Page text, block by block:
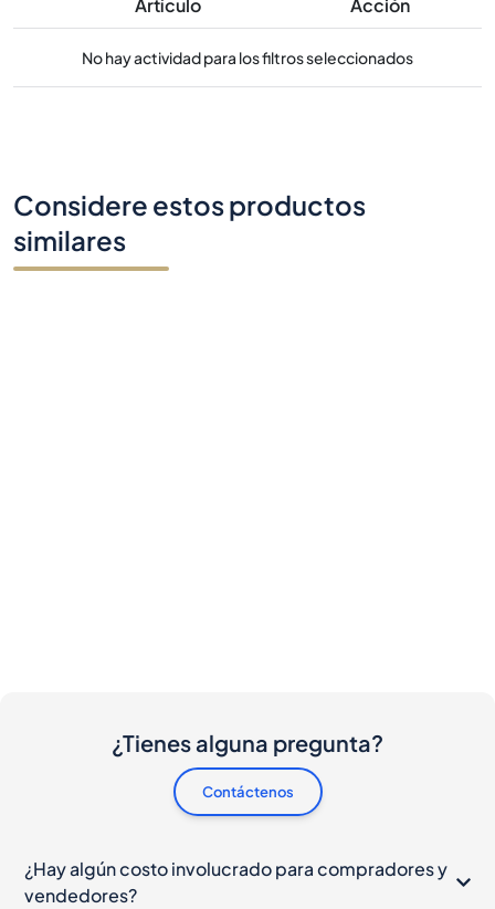
Artículo Acción
No hay actividad para los filtros seleccionados
Considere estos productos
similares
¿Tienes alguna pregunta?
Contáctenos
¿Hay algún costo involucrado para compradores y
vendedores?